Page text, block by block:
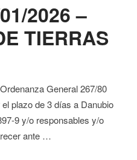
2026 –
TIERRAS
General 267/80
plazo de 3 días a Danubio
9 y/o responsables y/o
ante …